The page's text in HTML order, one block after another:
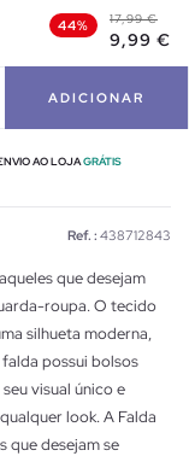
44% 17,99 €
9,99 €
ADICIONAR
AO LOJAGRÁTIS
Ref. : 438712843
que desejam
roupa. O tecido
silhueta moderna,
possui bolsos
visual único e
look. A Falda
que desejam se